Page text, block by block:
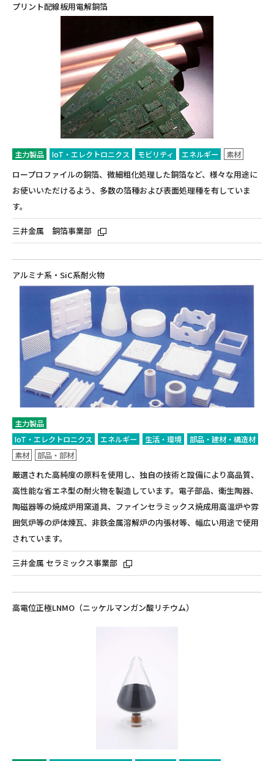
プリント配線板用電解銅箔
主力製品 IoT・エレクトロニクス モビリティ エネルギー 素材
ロープロファイルの銅箔、微細粗化処理した銅箔など、様々な用途に
お使いいただけるよう、多数の箔種および表面処理種を有していま
す。
三井金属 銅箔事業部
アルミナ系・SiC系耐火物
主力製品
IoT・エレクトロニクス
エネルギー 生活・環境
部品・建材・構造材
素材
部品・部材
厳選された高純度の原料を使用し、独自の技術と設備により高品質、
高性能な省エネ型の耐火物を製造しています。電子部品、衛生陶器、
陶磁器等の焼成炉用窯道具、ファインセラミックス焼成用高温炉や雰
囲気炉等の炉体煉瓦、非鉄金属溶解炉の内張材等、幅広い用途で使用
されています。
三井金属 セラミックス事業部
高電位正極LNMO（ニッケルマンガン酸リチウム）